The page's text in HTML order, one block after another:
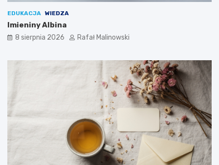
EDUKACJA WIEDZA
Imieniny Albina
8 sierpnia 2026 Rafał Malinowski